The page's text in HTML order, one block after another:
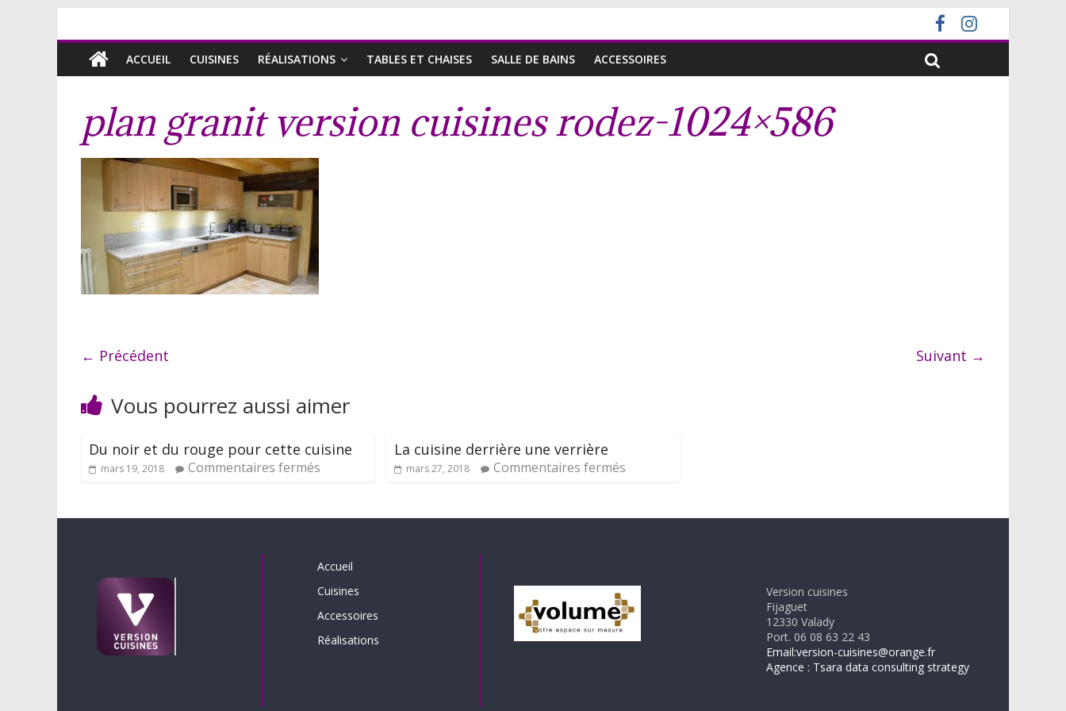
ACCUEIL CUISINES RÉALISATIONS TABLES ET CHAISES SALLE DE BAINS ACCESSOIRES
plan granit version cuisines rodez-1024×586
← Précédent Suivant →
Vous pourrez aussi aimer
Du noir et du rouge pour cette cuisine
mars 19, 2018 Commentaires fermés
La cuisine derrière une verrière
mars 27, 2018 Commentaires fermés
Accueil
Cuisines
Accessoires
Réalisations
Version cuisines
Fijaguet
12330 Valady
Port. 06 08 63 22 43
Email:version-cuisines@orange.fr
Agence : Tsara data consulting strategy